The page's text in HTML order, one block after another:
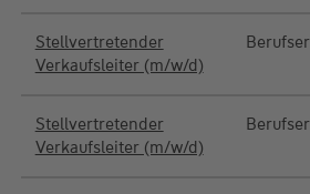
Stellvertretender
Verkaufsleiter (m/w/d)
Stellvertretender
Verkaufsleiter (m/w/d)